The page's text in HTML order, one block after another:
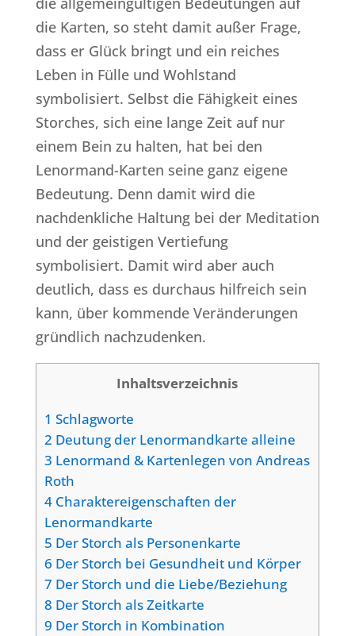
die Karten, so steht damit außer Frage,
dass er Glück bringt und ein reiches
Leben in Fülle und Wohlstand
symbolisiert. Selbst die Fähigkeit eines
Storches, sich eine lange Zeit auf nur
einem Bein zu halten, hat bei den
Lenormand-Karten seine ganz eigene
Bedeutung. Denn damit wird die
nachdenkliche Haltung bei der Meditation
und der geistigen Vertiefung
symbolisiert. Damit wird aber auch
deutlich, dass es durchaus hilfreich sein
kann, über kommende Veränderungen
gründlich nachzudenken.
Inhaltsverzeichnis
1 Schlagworte
2 Deutung der Lenormandkarte alleine
3 Lenormand & Kartenlegen von Andreas
Roth
4Charaktereigenschaften der
Lenormandkarte
5 Der Storch als Personenkarte
6 Der Storch bei Gesundheit und Körper
7 Der Storch und die Liebe/Beziehung
8 Der Storch als Zeitkarte
9 Der Storch in Kombination